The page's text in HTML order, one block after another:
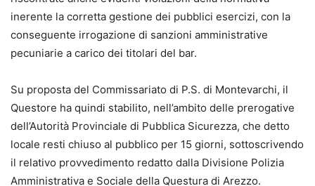
inerente la corretta gestione dei pubblici esercizi, con la
conseguente irrogazione di sanzioni amministrative
pecuniarie a carico dei titolari del bar.
Su proposta del Commissariato di P.S. di Montevarchi, il
Questore ha quindi stabilito, nell’ambito delle prerogative
dell’Autorità Provinciale di Pubblica Sicurezza, che detto
locale resti chiuso al pubblico per 15 giorni, sottoscrivendo
il relativo provvedimento redatto dalla Divisione Polizia
Amministrativa e Sociale della Questura di Arezzo.